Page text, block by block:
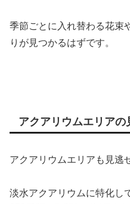
季節ごとに入れ替わる花束
りが見つかるはずです。
アクアリウムエリアの
アクアリウムエリアも見逃
淡水アクアリウムに特化し